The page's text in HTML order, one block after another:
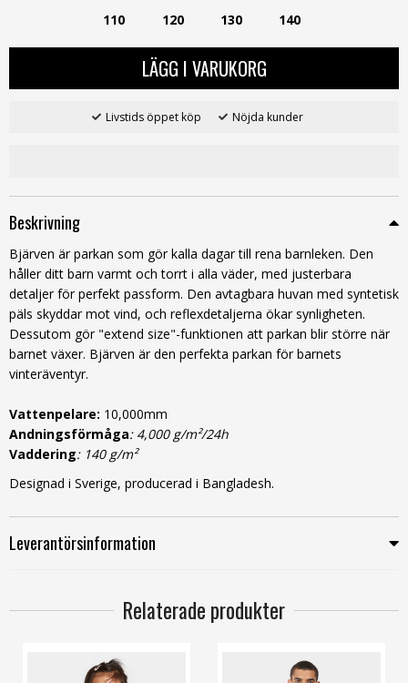
110 120 130 140
LÄGG I VARUKORG
Livstids öppet köp Nöjda kunder
Beskrivning
Bjärven är parkan som gör kalla dagar till rena barnleken. Den
håller ditt barn varmt och torrt i alla väder, med justerbara
detaljer för perfekt passform. Den avtagbara huvan med syntetisk
päls skyddar mot vind, och reflexdetaljerna ökar synligheten.
Dessutom gör "extend size"-funktionen att parkan blir större när
barnet växer. Bjärven är den perfekta parkan för barnets
vinteräventyr.
Vattenpelare: 10,000mm
Andningsförmåga: 4,000 g/m²/24h
Vaddering: 140 g/m²
Designad i Sverige, producerad i Bangladesh.
Leverantörsinformation
Relaterade produkter